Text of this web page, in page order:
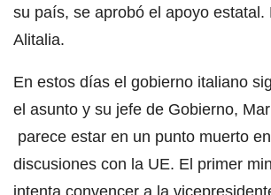
su país, se aprobó el apoyo estatal.
Alitalia.
En estos días el gobierno italiano
el asunto y su jefe de Gobierno,
parece estar en un punto muerto
discusiones con la UE. El primer
intenta convencer a la